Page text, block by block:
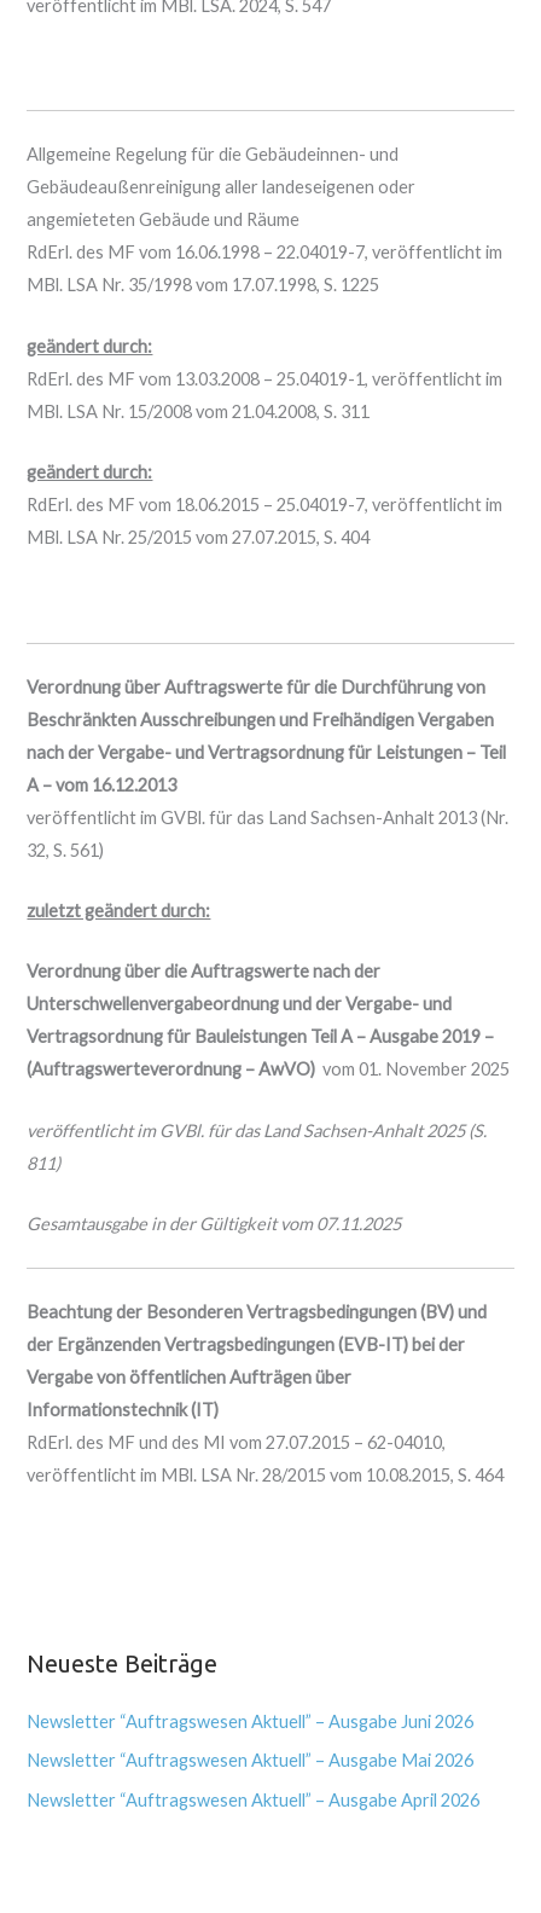
veröffentlicht im MBl. LSA. 2024, S. 547
Allgemeine Regelung für die Gebäudeinnen- und
Gebäudeaußenreinigung aller landeseigenen oder
angemieteten Gebäude und Räume
RdErl. des MF vom 16.06.1998 – 22.04019-7, veröffentlicht im
MBl. LSA Nr. 35/1998 vom 17.07.1998, S. 1225
geändert durch:
RdErl. des MF vom 13.03.2008 – 25.04019-1, veröffentlicht im
MBl. LSA Nr. 15/2008 vom 21.04.2008, S. 311
geändert durch:
RdErl. des MF vom 18.06.2015 – 25.04019-7, veröffentlicht im
MBl. LSA Nr. 25/2015 vom 27.07.2015, S. 404
Verordnung über Auftragswerte für die Durchführung von
Beschränkten Ausschreibungen und Freihändigen Vergaben
nach der Vergabe- und Vertragsordnung für Leistungen – Teil
A – vom 16.12.2013
veröffentlicht im GVBl. für das Land Sachsen-Anhalt 2013 (Nr.
32, S. 561)
zuletzt geändert durch:
Verordnung über die Auftragswerte nach der
Unterschwellenvergabeordnung und der Vergabe- und
Vertragsordnung für Bauleistungen Teil A – Ausgabe 2019 –
(Auftragswerteverordnung – AwVO)vom 01. November 2025
veröffentlicht im GVBl. für das Land Sachsen-Anhalt 2025 (S.
811)
Gesamtausgabe in der Gültigkeit vom 07.11.2025
Beachtung der Besonderen Vertragsbedingungen (BV) und
der Ergänzenden Vertragsbedingungen (EVB-IT) bei der
Vergabe von öffentlichen Aufträgen über
Informationstechnik (IT)
RdErl. des MF und des MI vom 27.07.2015 – 62-04010,
veröffentlicht im MBl. LSA Nr. 28/2015 vom 10.08.2015, S. 464
Neueste Beiträge
Newsletter “Auftragswesen Aktuell” – Ausgabe Juni 2026
Newsletter “Auftragswesen Aktuell” – Ausgabe Mai 2026
Newsletter “Auftragswesen Aktuell” – Ausgabe April 2026